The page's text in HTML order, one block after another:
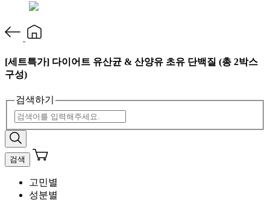
[세트특가] 다이어트 유산균 & 산양유 초유 단백질 (총 2박스
구성)
검색하기
검색
고민별
성분별